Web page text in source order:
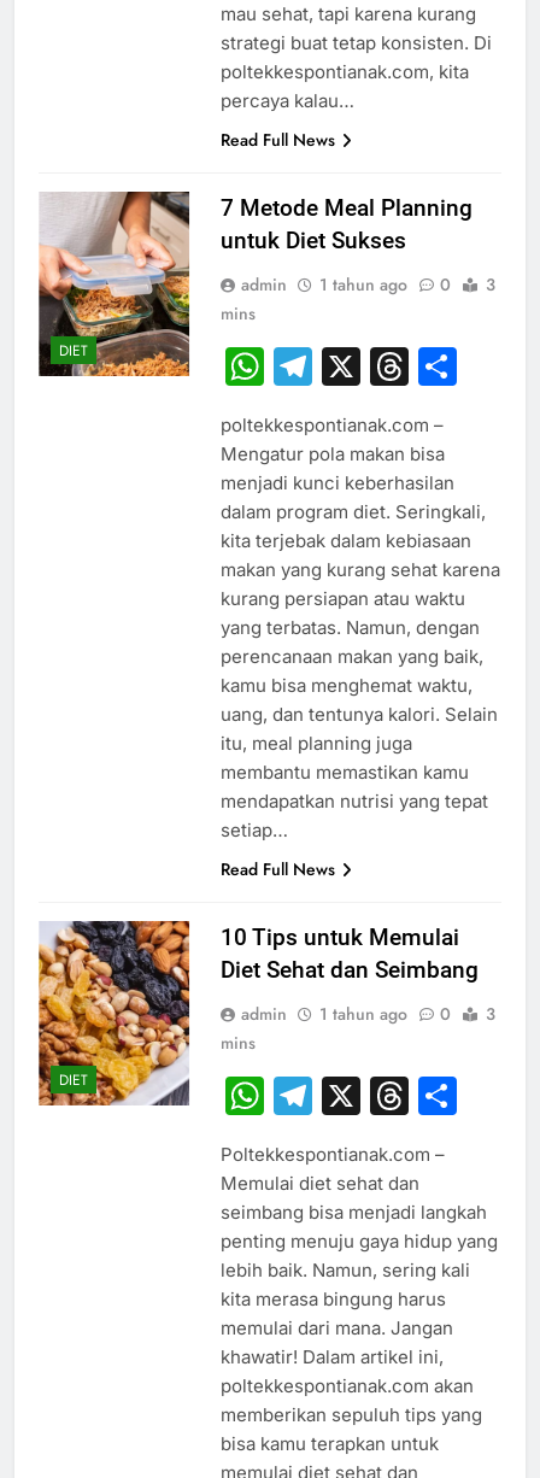
mau sehat, tapi karena kurang
strategi buat tetap konsisten. Di
poltekkespontianak.com, kita
percaya kalau…
Read Full News
DIET
7 Metode Meal Planning
untuk Diet Sukses
admin 1 tahun ago 0
3
mins
WhatsApp
Telegram
X
poltekkespontianak.com –
Mengatur pola makan bisa
menjadi kunci keberhasilan
dalam program diet. Seringkali,
kita terjebak dalam kebiasaan
makan yang kurang sehat karena
kurang persiapan atau waktu
yang terbatas. Namun, dengan
perencanaan makan yang baik,
kamu bisa menghemat waktu,
uang, dan tentunya kalori. Selain
itu, meal planning juga
membantu memastikan kamu
mendapatkan nutrisi yang tepat
setiap…
Read Full News
DIET
10 Tips untuk Memulai
Diet Sehat dan Seimbang
admin 1 tahun ago 0
3
mins
WhatsApp
Telegram
X
Poltekkespontianak.com –
Memulai diet sehat dan
seimbang bisa menjadi langkah
penting menuju gaya hidup yang
lebih baik. Namun, sering kali
kita merasa bingung harus
memulai dari mana. Jangan
khawatir! Dalam artikel ini,
poltekkespontianak.com akan
memberikan sepuluh tips yang
bisa kamu terapkan untuk
memulai diet sehat dan